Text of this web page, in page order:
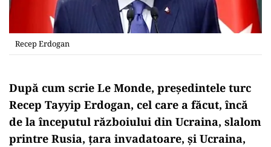
Recep Erdogan
După cum scrie Le Monde, președintele turc
Recep Tayyip Erdogan, cel care a făcut, încă
de la începutul războiului din Ucraina, slalom
printre Rusia, țara invadatoare, și Ucraina,